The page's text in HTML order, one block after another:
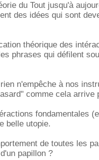
du Tout jusqu'à
des idées qui sont
théorique des
phrases qui défilent
n'empêche à nos
comme cela arrive
fondamentales
belle utopie.
de toutes les
papillon ?